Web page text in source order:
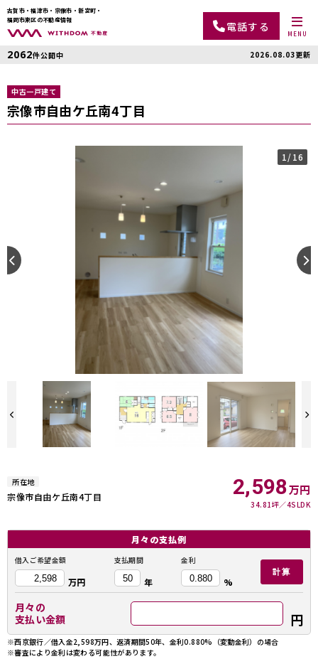
古賀市・福津市・宗像市・新宮町・
福岡市東区の不動産情報
電話する
MENU
2062件公開中 2026.08.03更新
中古一戸建て
宗像市自由ケ丘南4丁目
1/16
所在地
宗像市自由ケ丘南4丁目 2,598万円
34.81坪 4SLDK
月々の支払例
借入ご希望金額
万円
支払期間
年
金利
%
計算
月々の
支払い金額
円
※西京銀行／借入金2,598万円、返済期間50年、金利0.880%（変動金利）の場合
※審査により金利は変わる可能性があります。